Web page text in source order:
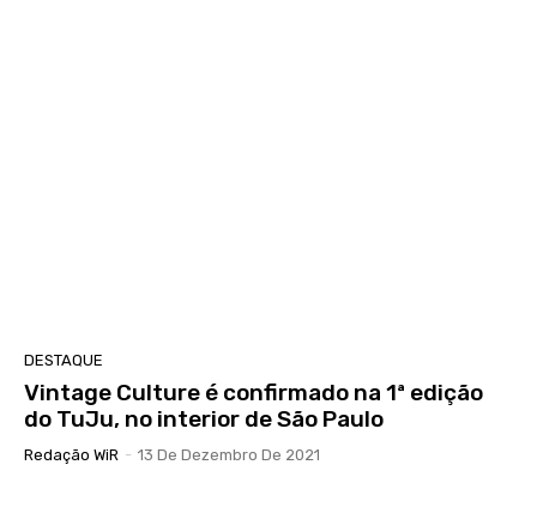
DESTAQUE
Vintage Culture é confirmado na 1ª edição
do TuJu, no interior de São Paulo
Redação WiR - 13 De Dezembro De 2021